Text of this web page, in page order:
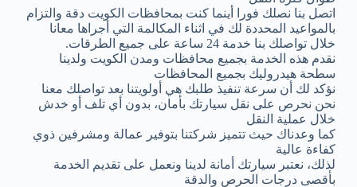
اتصل بنا نصلك فورا أينما كنت بمحافظات الكويت دقة والتزام
بالمواعيد المحددة لك في اثناء المكالمة التي أجراها معانا
خلال تواصلك بنا خدمة 24 ساعة على جميع الطرقات.
نقدم هذه الخدمة بجميع محافظات ومدن الكويت ولدينا
سطحة هيدروليك بجميع المحافظات
نؤكد لك أن سرعة تنفيذ طلبك هي أولويتنا بعد تواصلك معنا
نحن نحرص على نقل سيارتك بأمان، بدون أي تلف أو خدش
خلال عملية النقل
كما وعدناك حيث تتميز شركتنا بتوفير عمالة ومشرفين ذوي
كفاءة عالية
لذلك، نعتبر سيارتك أمانة لدينا ونعمل على تقديم الخدمة
بأقصى درجات الحرص والدقة